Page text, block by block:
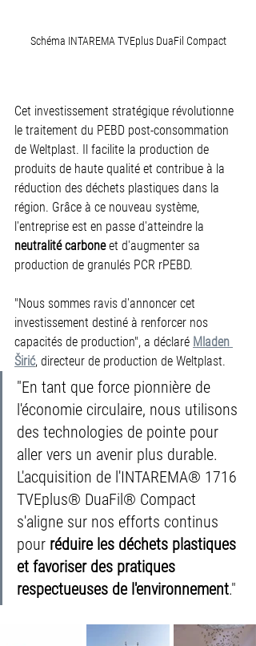
Schéma INTAREMA TVEplus DuaFil Compact
Cet investissement stratégique révolutionne
le traitement du PEBD post-consommation
de Weltplast. Il facilite la production de
produits de haute qualité et contribue à la
réduction des déchets plastiques dans la
région. Grâce à ce nouveau système,
l'entreprise est en passe d'atteindre la
neutralité carbone et d'augmenter sa
production de granulés PCR rPEBD.
"Nous sommes ravis d'annoncer cet
investissement destiné à renforcer nos
capacités de production", a déclaré Mladen
Širić, directeur de production de Weltplast.
"En tant que force pionnière de
l'économie circulaire, nous utilisons
des technologies de pointe pour
aller vers un avenir plus durable.
L'acquisition de l'INTAREMA® 1716
TVEplus® DuaFil® Compact
s'aligne sur nos efforts continus
pour réduire les déchets plastiques
et favoriser des pratiques
respectueuses de l'environnement."